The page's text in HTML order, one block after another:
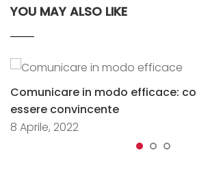
YOU MAY ALSO LIKE
Comunicare in modo efficace:
essere convincente
8 Aprile, 2022